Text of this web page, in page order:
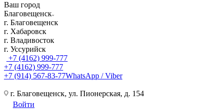
Ваш город
Благовещенск
г. Благовещенск
г. Хабаровск
г. Владивосток
г. Уссурийск
+7 (4162) 999-777
+7 (4162) 999-777
+7 (914) 567-83-77WhatsApp / Viber
г. Благовещенск, ул. Пионерская, д. 154
Войти